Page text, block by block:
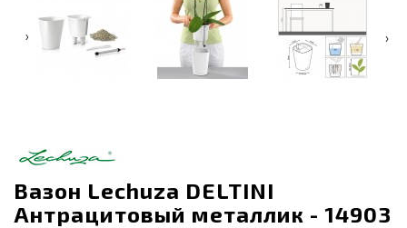
‹ ›
Вазон Lechuza DELTINI
Антрацитовый металлик - 14903